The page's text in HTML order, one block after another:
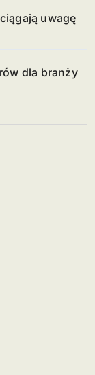
uwagę
dla branży